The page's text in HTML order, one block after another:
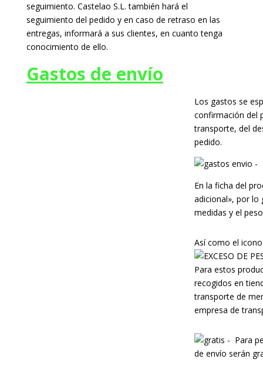
seguimiento. Castelao S.L. también hará el
seguimiento del pedido y en caso de retraso en las
entregas, informará a sus clientes, en cuanto tenga
conocimiento de ello.
Gastos de envío
Los gastos se
confirmación del
transporte, del
pedido.
En la ficha del
adicional», por lo
medidas y el
Así como el
Para estos
recogidos en
transporte de
empresa de
Para
de envío serán